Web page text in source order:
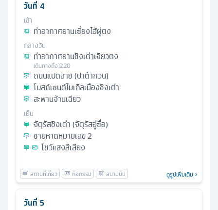
วันที่ 4
เช้า
ท่าอากาศยานเซี่ยงไฮ้ผู่ตง
กลางวัน
ท่าอากาศยานชิงเต่าเจียวตง
เดินทางถึง12.20
ถนนแปดสาย (ปาต้ากวน)
โบสถ์เซนต์ไมเคิลเมืองชิงเต่า
สะพานจ้านเฉียว
เย็น
จัตุรัสชิงเต่า (จัตุรัสอู่ซื่อ)
ชายหาดหมายเลข 2
โชว์แสงสีเสียง
ดูรูปเพิ่มเติม
วันที่ 5